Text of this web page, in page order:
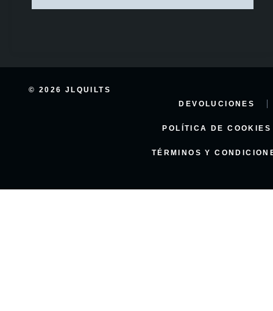
© 2026 JLQUILTS
DEVOLUCIONES
POLÍTICA DE COOKIES
TÉRMINOS Y